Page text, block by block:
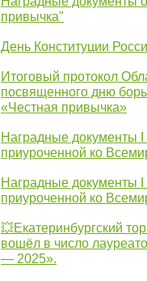
привычка"
День Конституции
Итоговый протокол
посвященного дню
«Честная привычка»
Наградные документы
приуроченной ко
Наградные документы
приуроченной ко
💥Екатеринбургский
вошёл в число
— 2025».